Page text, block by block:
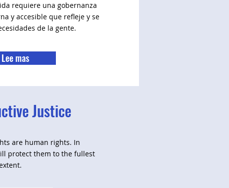
requiere una gobernanza
y accesible que refleje y se
de la gente.
Lee mas
Justice
are human rights. In
protect them to the fullest